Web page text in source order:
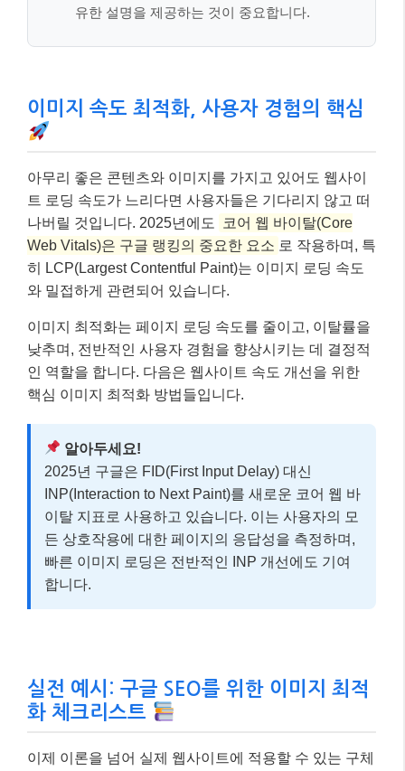
유한 설명을 제공하는 것이 중요합니다.
이미지 속도 최적화, 사용자 경험의 핵심
아무리 좋은 콘텐츠와 이미지를 가지고 있어도 웹사이
트 로딩 속도가 느리다면 사용자들은 기다리지 않고 떠
나버릴 것입니다. 2025년에도
코어 웹 바이탈(Core
Web Vitals)은 구글 랭킹의 중요한 요소 로 작용하며, 특
히 LCP(Largest Contentful Paint)는 이미지 로딩 속도
와 밀접하게 관련되어 있습니다.
이미지 최적화는 페이지 로딩 속도를 줄이고, 이탈률을
낮추며, 전반적인 사용자 경험을 향상시키는 데 결정적
인 역할을 합니다. 다음은 웹사이트 속도 개선을 위한
핵심 이미지 최적화 방법들입니다.
알아두세요!
2025년 구글은 FID(First Input Delay) 대신
INP(Interaction to Next Paint)를 새로운 코어 웹 바
이탈 지표로 사용하고 있습니다. 이는 사용자의 모
든 상호작용에 대한 페이지의 응답성을 측정하며,
빠른 이미지 로딩은 전반적인 INP 개선에도 기여
합니다.
실전 예시: 구글 SEO를 위한 이미지 최적
화 체크리스트
이제 이론을 넘어 실제 웹사이트에 적용할 수 있는 구체